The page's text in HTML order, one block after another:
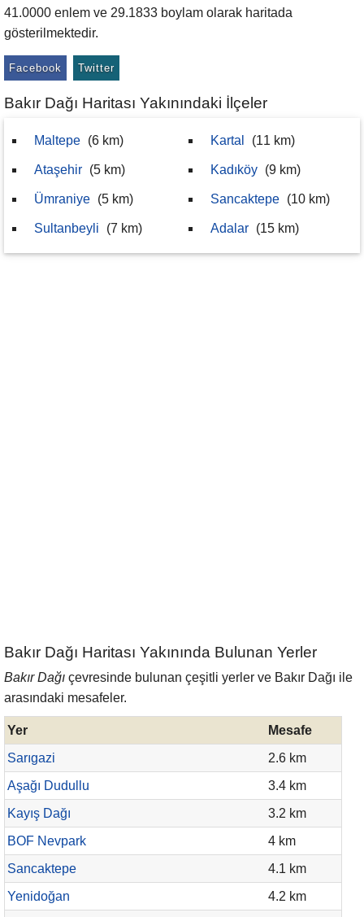
41.0000 enlem ve 29.1833 boylam olarak haritada
gösterilmektedir.
Facebook Twitter
Bakır Dağı Haritası Yakınındaki İlçeler
Maltepe (6 km)
Ataşehir (5 km)
Ümraniye (5 km)
Sultanbeyli (7 km)
Kartal (11 km)
Kadıköy (9 km)
Sancaktepe (10 km)
Adalar (15 km)
Bakır Dağı Haritası Yakınında Bulunan Yerler
Bakır Dağı çevresinde bulunan çeşitli yerler ve Bakır Dağı ile
arasındaki mesafeler.
Yer
Mesafe
Sarıgazi
2.6 km
Aşağı Dudullu
3.4 km
Kayış Dağı
3.2 km
BOF Nevpark
4 km
Sancaktepe
4.1 km
Yenidoğan
4.2 km